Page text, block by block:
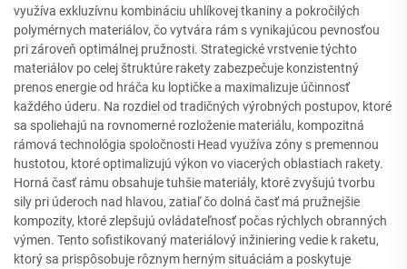
využíva exkluzívnu kombináciu uhlíkovej tkaniny a pokročilých
polymérnych materiálov, čo vytvára rám s vynikajúcou pevnosťou
pri zároveň optimálnej pružnosti. Strategické vrstvenie týchto
materiálov po celej štruktúre rakety zabezpečuje konzistentný
prenos energie od hráča ku loptičke a maximalizuje účinnosť
každého úderu. Na rozdiel od tradičných výrobných postupov, ktoré
sa spoliehajú na rovnomerné rozloženie materiálu, kompozitná
rámová technológia spoločnosti Head využíva zóny s premennou
hustotou, ktoré optimalizujú výkon vo viacerých oblastiach rakety.
Horná časť rámu obsahuje tuhšie materiály, ktoré zvyšujú tvorbu
sily pri úderoch nad hlavou, zatiaľ čo dolná časť má pružnejšie
kompozity, ktoré zlepšujú ovládateľnosť počas rýchlych obranných
výmen. Tento sofistikovaný materiálový inžiniering vedie k raketu,
ktorý sa prispôsobuje rôznym herným situáciám a poskytuje